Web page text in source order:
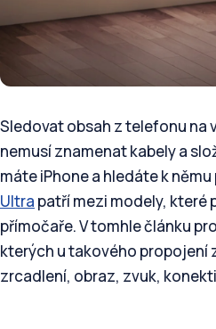
Sledovat obsah z telefonu na
nemusí znamenat kabely a
máte iPhone a hledáte k
Ultra patří mezi modely, které
přímočaře. V tomhle článku
kterých u takového propojení
zrcadlení, obraz, zvuk,